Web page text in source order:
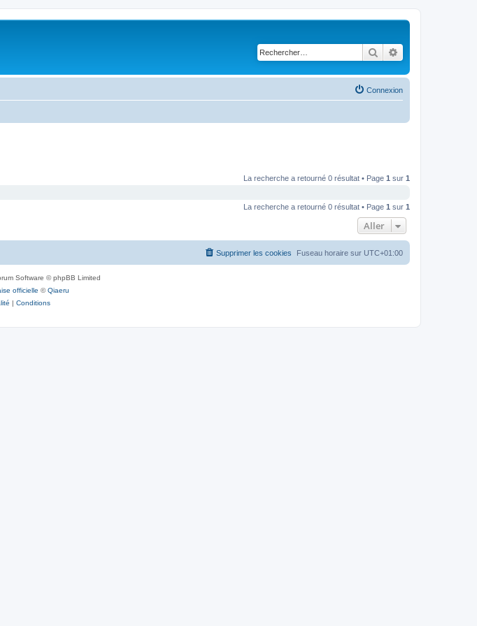
Rechercher
Connexion
La recherche a retourné 0 résultat • Page 1 sur 1
La recherche a retourné 0 résultat • Page 1 sur 1
Aller
Fuseau horaire sur UTC+01:00
Supprimer les cookies
Software © phpBB Limited
officielle ©Qiaeru
| Conditions